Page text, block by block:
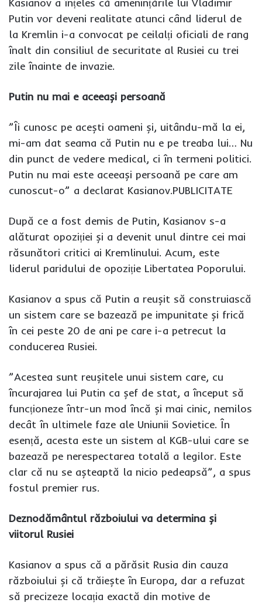
Putin vor deveni realitate atunci când liderul de
la Kremlin i-a convocat pe ceilalți oficiali de rang
înalt din consiliul de securitate al Rusiei cu trei
zile înainte de invazie.
Putin nu mai e aceeași persoană
”Îi cunosc pe acești oameni și, uitându-mă la ei,
mi-am dat seama că Putin nu e pe treaba lui… Nu
din punct de vedere medical, ci în termeni politici.
Putin nu mai este aceeași persoană pe care am
cunoscut-o” a declarat Kasianov.PUBLICITATE
După ce a fost demis de Putin, Kasianov s-a
alăturat opoziției și a devenit unul dintre cei mai
răsunători critici ai Kremlinului. Acum, este
liderul paridului de opoziție Libertatea Poporului.
Kasianov a spus că Putin a reușit să construiască
un sistem care se bazează pe impunitate și frică
în cei peste 20 de ani pe care i-a petrecut la
conducerea Rusiei.
”Acestea sunt reușitele unui sistem care, cu
încurajarea lui Putin ca șef de stat, a început să
funcționeze într-un mod încă și mai cinic, nemilos
decât în ultimele faze ale Uniunii Sovietice. În
esență, acesta este un sistem al KGB-ului care se
bazează pe nerespectarea totală a legilor. Este
clar că nu se așteaptă la nicio pedeapsă”, a spus
fostul premier rus.
Deznodământul războiului va determina și
viitorul Rusiei
Kasianov a spus că a părăsit Rusia din cauza
războiului și că trăiește în Europa, dar a refuzat
să precizeze locația exactă din motive de